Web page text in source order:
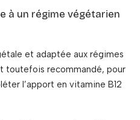
à un régime végétarien
et adaptée aux régimes
toutefois recommandé, pour
l’apport en vitamine B12